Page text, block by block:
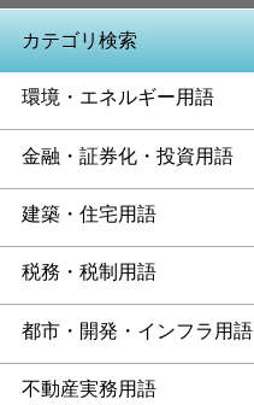
カテゴリ検索
環境・エネルギー用語
金融・証券化・投資用語
建築・住宅用語
税務・税制用語
都市・開発・インフラ用語
不動産実務用語